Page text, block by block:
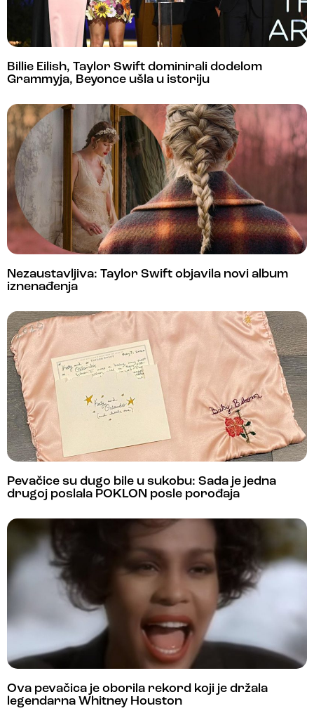
Billie Eilish, Taylor Swift dominirali dodelom
Grammyja, Beyonce ušla u istoriju
Nezaustavljiva: Taylor Swift objavila novi album
iznenađenja
Pevačice su dugo bile u sukobu: Sada je jedna
drugoj poslala POKLON posle porođaja
Ova pevačica je oborila rekord koji je držala
legendarna Whitney Houston